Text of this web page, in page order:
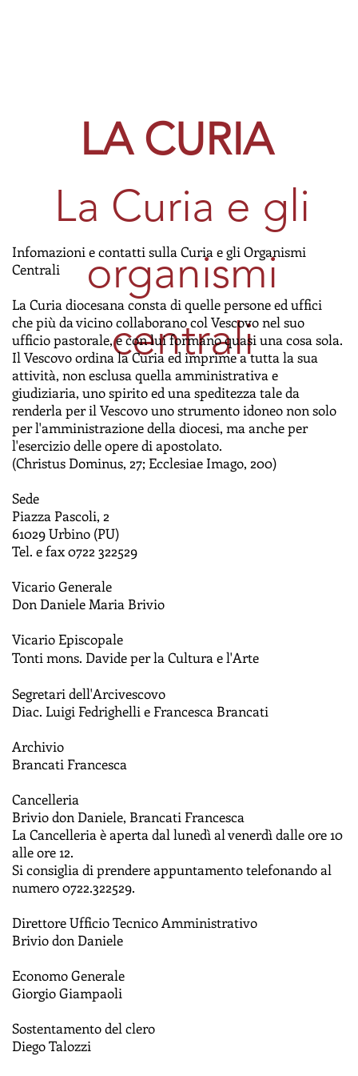
LA CURIA
La Curia e gli
organismi
centrali
Infomazioni e contatti sulla Curia e gli Organismi
Centrali
La Curia diocesana consta di quelle persone ed uffici
che più da vicino collaborano col Vescovo nel suo
ufficio pastorale, e con lui formano quasi una cosa sola.
Il Vescovo ordina la Curia ed imprime a tutta la sua
attività, non esclusa quella amministrativa e
giudiziaria, uno spirito ed una speditezza tale da
renderla per il Vescovo uno strumento idoneo non solo
per l'amministrazione della diocesi, ma anche per
l'esercizio delle opere di apostolato.
(Christus Dominus, 27; Ecclesiae Imago, 200)
Sede
Piazza Pascoli, 2
61029 Urbino (PU)
Tel. e fax 0722 322529
Vicario Generale
Don Daniele Maria Brivio
Vicario Episcopale
Tonti mons. Davide per la Cultura e l'Arte
Segretari dell'Arcivescovo
Diac. Luigi Fedrighelli e Francesca Brancati
Archivio
Brancati Francesca
Cancelleria
Brivio don Daniele, Brancati Francesca
La Cancelleria è aperta dal lunedì al venerdì dalle ore 10
alle ore 12.
Si consiglia di prendere appuntamento telefonando al
numero 0722.322529.
Direttore Ufficio Tecnico Amministrativo
Brivio don Daniele
Economo Generale
Giorgio Giampaoli
Sostentamento del clero
Diego Talozzi